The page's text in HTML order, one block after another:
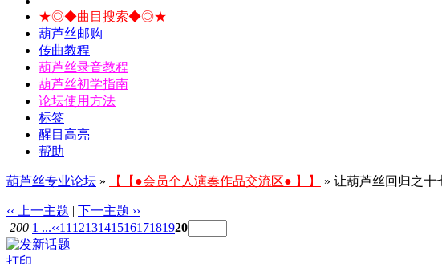
★◎◆曲目搜索◆◎★
葫芦丝邮购
传曲教程
葫芦丝录音教程
葫芦丝初学指南
论坛使用方法
标签
醒目高亮
帮助
葫芦丝专业论坛 » 【【●会员个人演奏作品交流区● 】】 » 让葫芦丝回归之
‹‹ 上一主题 | 下一主题 ››
200 1 ...‹‹11 121314151617181920
打印